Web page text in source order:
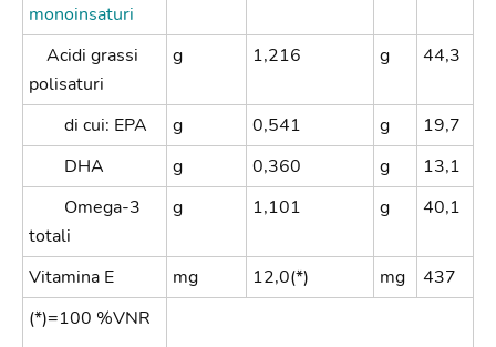
monoinsaturi
Acidi grassi
polisaturi
g 1,216 g 44,3
di cui: EPA g 0,541 g
19,7
DHA
g 0,360 g
13,1
Omega-3
totali
g 1,101 g 40,1
Vitamina E mg 12,0(*) mg
437
(*)=100 %VNR